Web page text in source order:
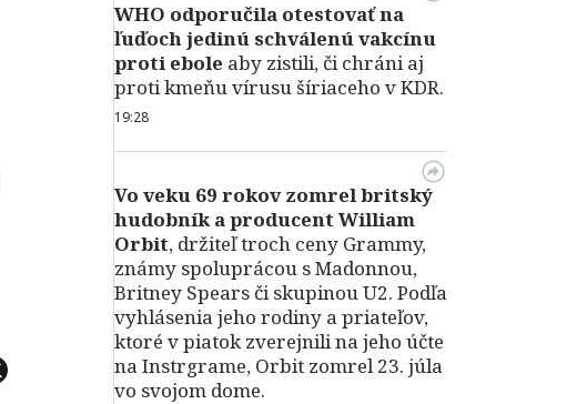
WHO odporučila otestovať na
ľuďoch jedinú schválenú vakcínu
proti ebole aby zistili, či chráni aj
proti kmeňu vírusu šíriaceho v KDR.
19:28
Vo veku 69 rokov zomrel britský
hudobník a producent William
Orbit, držiteľ troch ceny Grammy,
známy spoluprácou s Madonnou,
Britney Spears či skupinou U2. Podľa
vyhlásenia jeho rodiny a priateľov,
ktoré v piatok zverejnili na jeho účte
na Instrgrame, Orbit zomrel 23. júla
vo svojom dome.